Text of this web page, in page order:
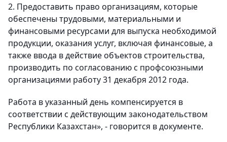
2. Предоставить право организациям, которые
обеспечены трудовыми, материальными и
финансовыми ресурсами для выпуска необходимой
продукции, оказания услуг, включая финансовые, а
также ввода в действие объектов строительства,
производить по согласованию с профсоюзными
организациями работу 31 декабря 2012 года.
Работа в указанный день компенсируется в
соответствии с действующим законодательством
Республики Казахстан», - говорится в документе.